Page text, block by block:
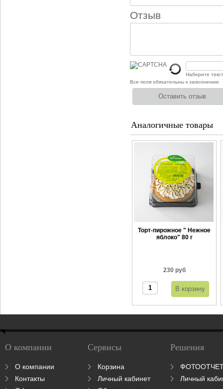
Отзыв
Наберите
Все поля обязательны к заполнению
Аналогичные товары
Торт-пирожное " Нежное
яблоко" 80 г
230 руб
О компании
О компании
Контакты
Сервисы
Корзина
Личный кабинет
Решения
Личный